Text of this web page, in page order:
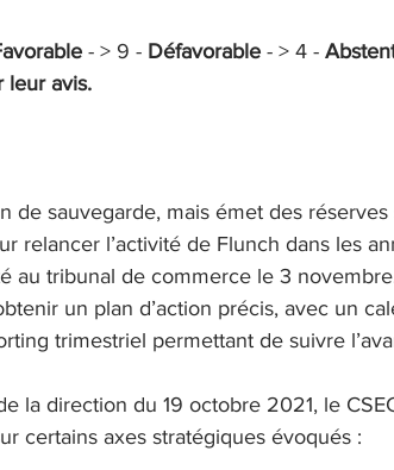
- > 9 - Défavorable - > 4 -
leur avis.
de sauvegarde, mais émet des
relancer l’activité de Flunch dans les
au tribunal de commerce le 3
un plan d’action précis, avec un
trimestriel permettant de suivre
la direction du 19 octobre 2021, le
certains axes stratégiques évoqués :